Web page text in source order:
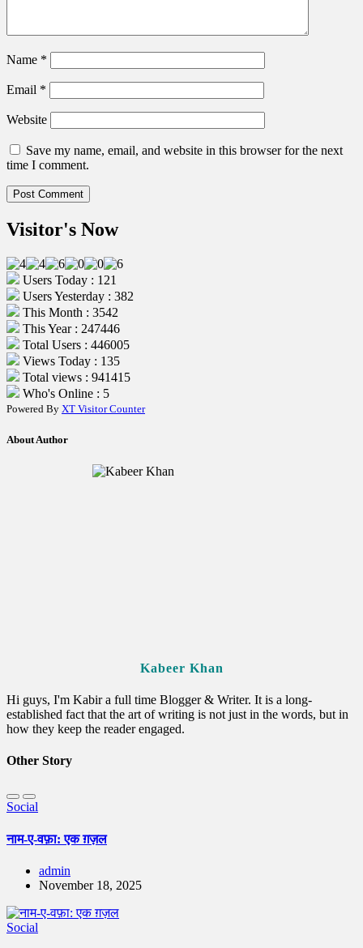
Name *
Email *
Website
Save my name, email, and website in this browser for the next
time I comment.
Visitor's Now
Users Today : 121
Users Yesterday : 382
This Month : 3542
This Year : 247446
Total Users : 446005
Views Today : 135
Total views : 941415
Who's Online : 5
Powered By XT Visitor Counter
About Author
Kabeer Khan
Hi guys, I'm Kabir a full time Blogger & Writer. It is a long-
established fact that the art of writing is not just in the words, but in
how they keep the reader engaged.
Other Story
Social
नाम-ए-वफ़ा: एक ग़ज़ल
admin
November 18, 2025
Social